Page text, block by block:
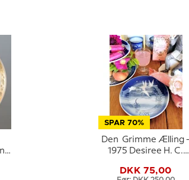
SPAR 70%
Den Grimme Ælling -
1975 Desiree H. C.
DKK 75,00